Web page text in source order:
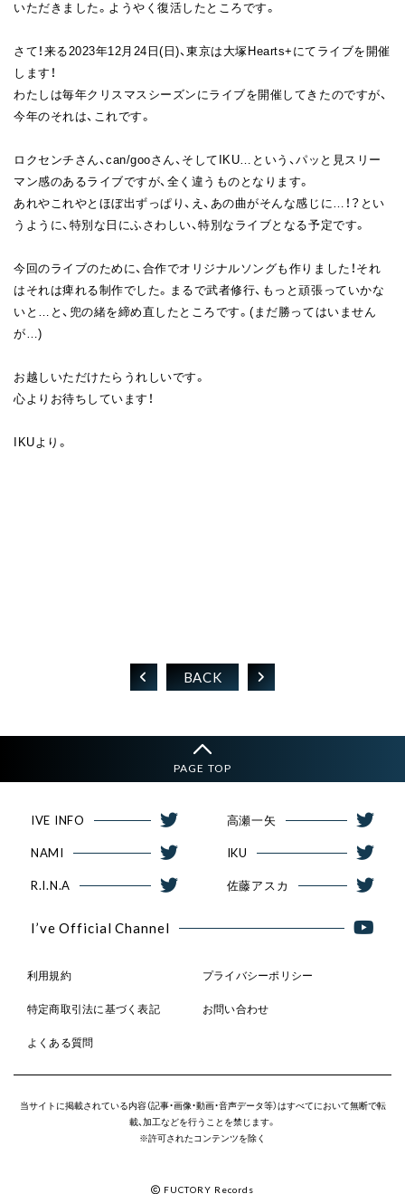
いただきました。ようやく復活したところです。
さて！来る2023年12月24日(日)、東京は大塚Hearts+にてライブを開催
します！
わたしは毎年クリスマスシーズンにライブを開催してきたのですが、
今年のそれは、これです。
ロクセンチさん、can/gooさん、そしてIKU…という、パッと見スリー
マン感のあるライブですが、全く違うものとなります。
あれやこれやとほぼ出ずっぱり、え、あの曲がそんな感じに…！？とい
うように、特別な日にふさわしい、特別なライブとなる予定です。
今回のライブのために、合作でオリジナルソングも作りました！それ
はそれは痺れる制作でした。まるで武者修行、もっと頑張っていかな
いと…と、兜の緒を締め直したところです。(まだ勝ってはいません
が…)
お越しいただけたらうれしいです。
心よりお待ちしています！
IKUより。
BACK
PAGE TOP
IVE INFO 高瀬一矢
NAMI IKU
R.I.N.A 佐藤アスカ
I’ve Official Channel
利用規約 プライバシーポリシー
特定商取引法に基づく表記 お問い合わせ
よくある質問
当サイトに掲載されている内容（記事・画像・動画・音声データ等）はすべてにおいて無断で転
載、加工などを行うことを禁じます。
※許可されたコンテンツを除く
FUCTORY Records